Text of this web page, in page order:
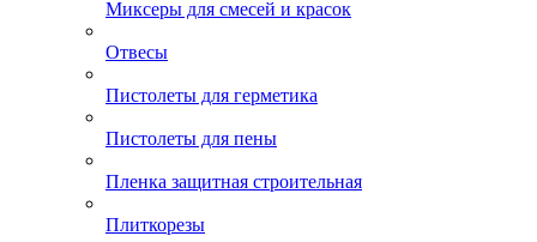
Миксеры для смесей и красок
Отвесы
Пистолеты для герметика
Пистолеты для пены
Пленка защитная строительная
Плиткорезы